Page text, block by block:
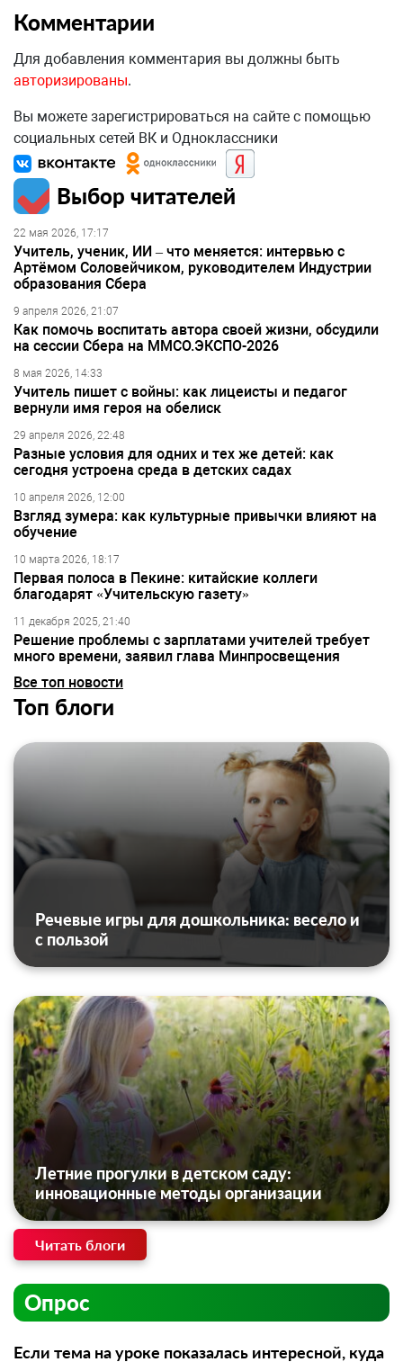
Комментарии
Для добавления комментария вы должны быть
авторизированы.
Вы можете зарегистрироваться на сайте с помощью
социальных сетей ВК и Одноклассники
Выбор читателей
22 мая 2026, 17:17
Учитель, ученик, ИИ – что меняется: интервью с
Артёмом Соловейчиком, руководителем Индустрии
образования Сбера
9 апреля 2026, 21:07
Как помочь воспитать автора своей жизни, обсудили
на сессии Сбера на ММСО.ЭКСПО-2026
8 мая 2026, 14:33
Учитель пишет с войны: как лицеисты и педагог
вернули имя героя на обелиск
29 апреля 2026, 22:48
Разные условия для одних и тех же детей: как
сегодня устроена среда в детских садах
10 апреля 2026, 12:00
Взгляд зумера: как культурные привычки влияют на
обучение
10 марта 2026, 18:17
Первая полоса в Пекине: китайские коллеги
благодарят «Учительскую газету»
11 декабря 2025, 21:40
Решение проблемы с зарплатами учителей требует
много времени, заявил глава Минпросвещения
Все топ новости
Топ блоги
Речевые игры для дошкольника: весело и
с пользой
Летние прогулки в детском саду:
инновационные методы организации
Читать блоги
Опрос
Если тема на уроке показалась интересной, куда